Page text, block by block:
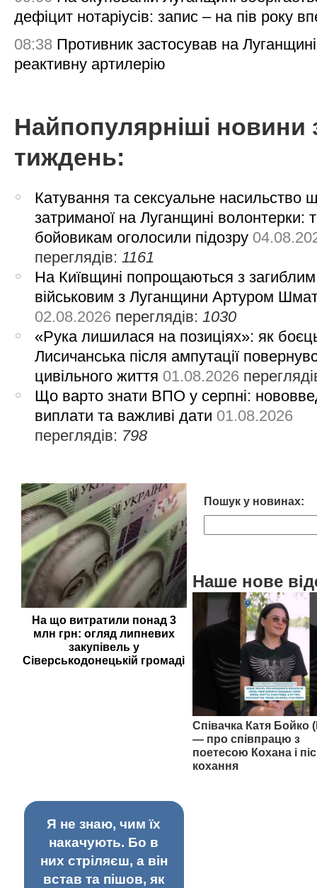
дефіцит нотаріусів: запис – на пів року
08:38 Противник застосував на Луганщині
реактивну артилерію
Найпопулярніші новини
тиждень:
Катування та сексуальне насильство
затриманої на Луганщині волонтерки:
бойовикам оголосили підозру
переглядів:1161
На Київщині попрощаються з загиблим
військовим з Луганщини Артуром
02.08.2026 переглядів:1030
«Рука лишилася на позиціях»: як
Лисичанська після ампутації
цивільного життя 01.08.2026
Що варто знати ВПО у серпні:
виплати та важливі дати 01.08.2026
переглядів: 798
На що витратили понад 3
млн грн: огляд липневих
закупівель у
Сіверськодонецькій громаді
Пошук у новинах:
Наше нове
Співачка Катя Бойко
— про співпрацю з
поетесою Кохана і
кохання
Я не знаю, чим їх
накачують. Бо в
них стріляєш, а він
встав та пішов, як